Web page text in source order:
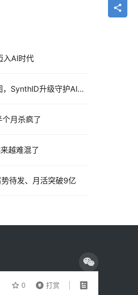
0 打赏
入AI时代
Google AI连发两招：Nano Banana 2 Lite 4秒出图，SynthID升级守护AI内容真实性
月杀疯了
越难混了
待发、月活突破9亿